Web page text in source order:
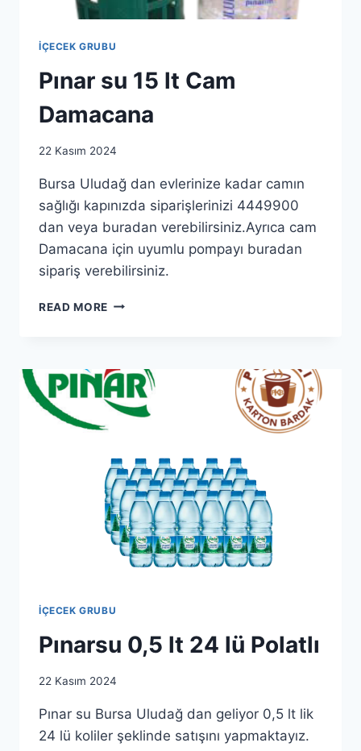
İÇECEK GRUBU
Pınar su 15 lt Cam
Damacana
By
22 Kasım 2024
Bursa Uludağ dan evlerinize kadar camın
sağlığı kapınızda siparişlerinizi 4449900
dan veya buradan verebilirsiniz.Ayrıca cam
Damacana için uyumlu pompayı buradan
sipariş verebilirsiniz.
READ MORE PINAR
CAM
DAMACANA
İÇECEK GRUBU
Pınarsu 0,5 lt 24 lü Polatlı
By
22 Kasım 2024
Pınar su Bursa Uludağ dan geliyor 0,5 lt lik
24 lü koliler şeklinde satışını yapmaktayız.